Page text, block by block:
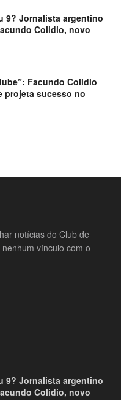
9? Jornalista argentino
Colidio, novo
Facundo Colidio
projeta sucesso no
notícias do Club de
vínculo com o
9? Jornalista argentino
Colidio, novo